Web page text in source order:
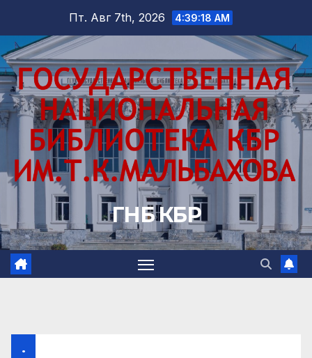
содержимому
Пт. Авг 7th, 2026 4:39:19 AM
ГНБ КБР
.